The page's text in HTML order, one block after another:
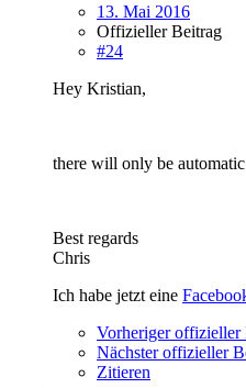
13. Mai 2016
Offizieller Beitrag
#24
Hey Kristian,
there will only be
Best regards
Chris
Ich habe jetzt eine
Vorheriger offizieller
Nächster offizieller
Zitieren